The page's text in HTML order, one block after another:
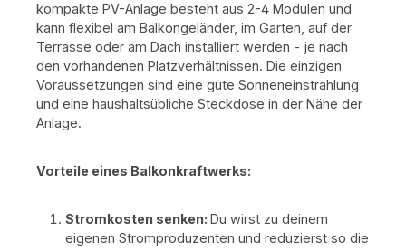
kompakte PV-Anlage besteht aus 2-4 Modulen und
kann flexibel am Balkongeländer, im Garten, auf der
Terrasse oder am Dach installiert werden - je nach
den vorhandenen Platzverhältnissen. Die einzigen
Voraussetzungen sind eine gute Sonneneinstrahlung
und eine haushaltsübliche Steckdose in der Nähe der
Anlage.
Vorteile eines Balkonkraftwerks:
Stromkosten senken: Du wirst zu deinem
eigenen Stromproduzenten und reduzierst so die